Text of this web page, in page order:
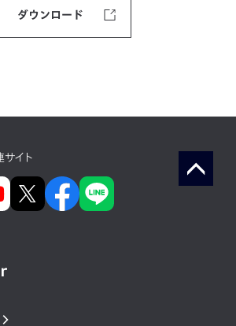
ダウンロード
サイト